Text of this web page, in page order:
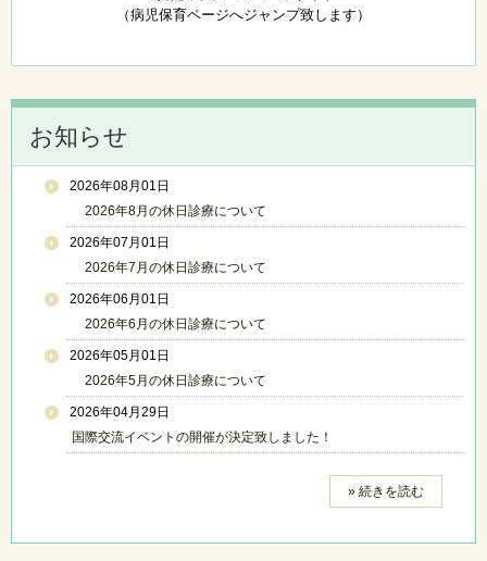
（病児保育ページへジャンプ致します）
お知らせ
2026年08月01日
2026年8月の休日診療について
2026年07月01日
2026年7月の休日診療について
2026年06月01日
2026年6月の休日診療について
2026年05月01日
2026年5月の休日診療について
2026年04月29日
国際交流イベントの開催が決定致しました！
» 続きを読む